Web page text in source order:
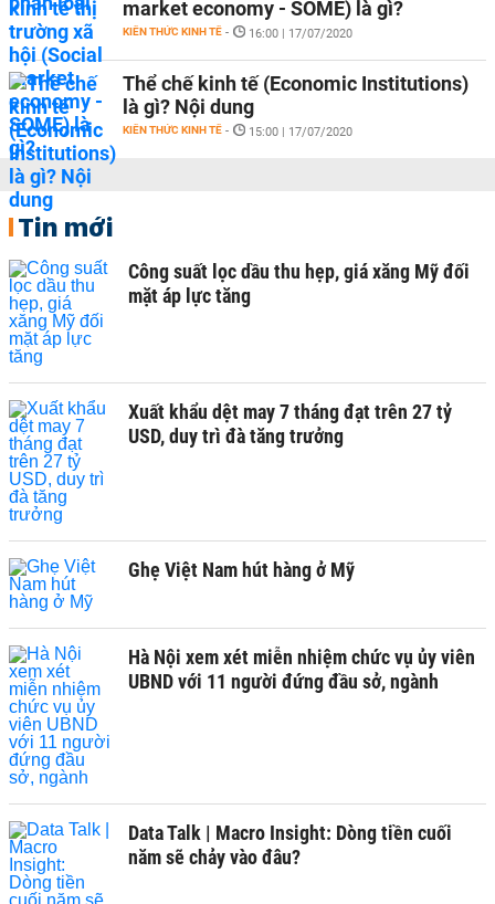
market economy - SOME) là gì?
KIẾN THỨC KINH TẾ - 16:00 | 17/07/2020
Thể chế kinh tế (Economic Institutions)
là gì? Nội dung
KIẾN THỨC KINH TẾ - 15:00 | 17/07/2020
Tin mới
Công suất lọc dầu thu hẹp, giá xăng Mỹ đối
mặt áp lực tăng
Xuất khẩu dệt may 7 tháng đạt trên 27 tỷ
USD, duy trì đà tăng trưởng
Ghẹ Việt Nam hút hàng ở Mỹ
Hà Nội xem xét miễn nhiệm chức vụ ủy viên
UBND với 11 người đứng đầu sở, ngành
Data Talk | Macro Insight: Dòng tiền cuối
năm sẽ chảy vào đâu?